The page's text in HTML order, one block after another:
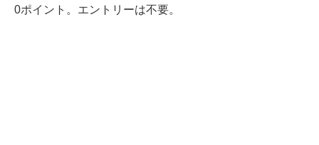
0ポイント。エントリーは不要。